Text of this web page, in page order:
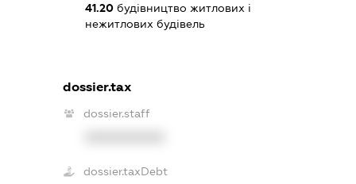
41.20будівництво житлових і
нежитлових будівель
dossier.tax
dossier.staff
dossier.taxDebt